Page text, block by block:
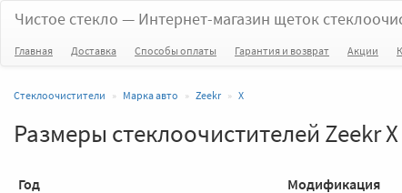
Чистое стекло — Интернет-магазин щеток
Главная Доставка Способы оплаты Гарантия и возврат Акции
Стеклоочистители Марка авто Zeekr X
Размеры стеклоочистителей Zeekr X
Год Модификация